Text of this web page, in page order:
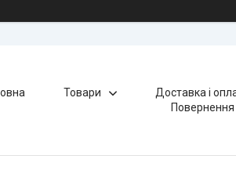
Товари Доставка і
Повернення